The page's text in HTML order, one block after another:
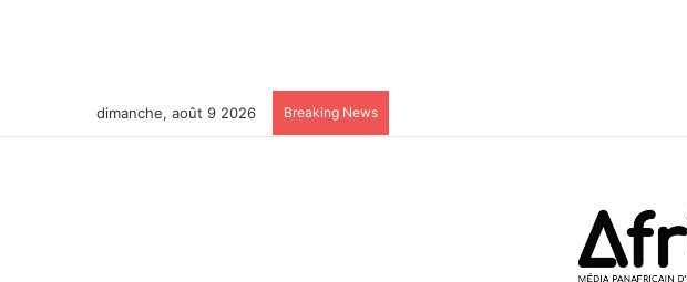
dimanche, août 9 2026 Breaking News